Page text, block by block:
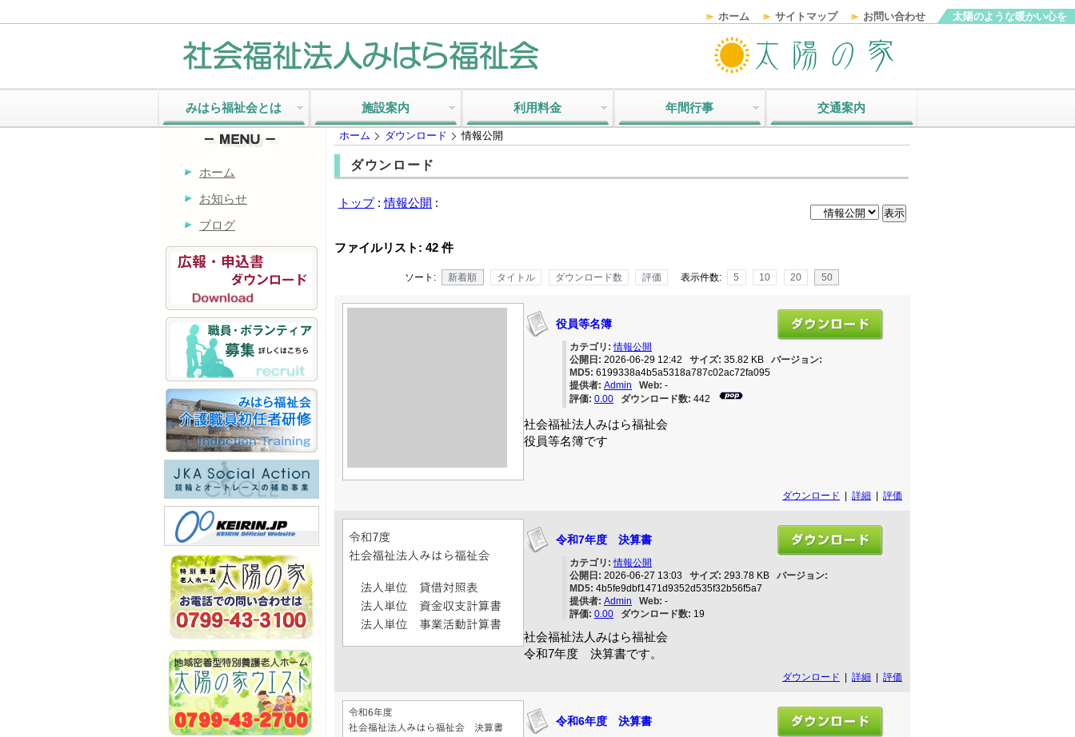
太陽のような暖かい心を
ホーム サイトマップ お問い合わせ
みはら福祉会とは 施設案内 利用料金 年間行事 交通案内
ホーム
お知らせ
ブログ
ホーム ダウンロード 情報公開
ダウンロード
トップ:情報公開 :
ファイルリスト: 42 件
ソート: 新着順 タイトル ダウンロード数 評価 表示件数: 5 10 20 50
役員等名簿
カテゴリ:情報公開
公開日: 2026-06-29 12:42 サイズ: 35.82 KB バージョン:
MD5: 6199338a4b5a5318a787c02ac72fa095
提供者: Admin Web: -
評価: 0.00 ダウンロード数: 442
社会福祉法人みはら福祉会
役員等名簿です
ダウンロード | 詳細 | 評価
令和7年度 決算書
カテゴリ:情報公開
公開日: 2026-06-27 13:03 サイズ: 293.78 KB バージョン:
MD5: 4b5fe9dbf1471d9352d535f32b56f5a7
提供者: Admin Web: -
評価: 0.00 ダウンロード数: 19
社会福祉法人みはら福祉会
令和7年度 決算書です。
ダウンロード | 詳細 | 評価
令和6年度 決算書